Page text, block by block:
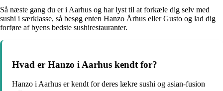
Så næste gang du er i Aarhus og har lyst til at forkæle dig selv med
sushi i særklasse, så besøg enten Hanzo Århus eller Gusto og lad dig
forføre af byens bedste sushirestauranter.
Hvad er Hanzo i Aarhus kendt for?
Hanzo i Aarhus er kendt for deres lækre sushi og asian-fusion